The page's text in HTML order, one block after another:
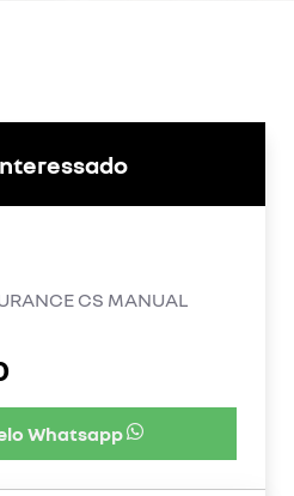
CS MANUAL
Whatsapp